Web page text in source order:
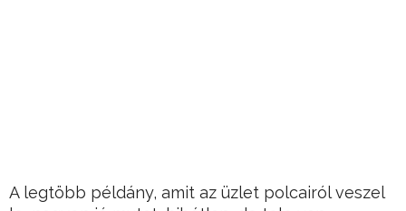
A legtöbb példány, amit az üzlet polcairól veszel